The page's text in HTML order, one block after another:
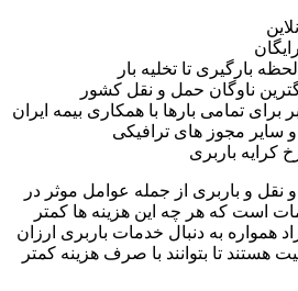
بارگیری تا تخلیه بار
ناوگان حمل و نقل کشور
برای تمامی بارها با همکاری بیمه ایران
و سایر مجوز های ترافیکی
کرایه باربری
و باربری از جمله عوامل موثر در
است که هر چه این هزینه ها کمتر
همواره به دنبال خدمات باربری ارزان
هستند تا بتوانند با صرف هزینه کمتر